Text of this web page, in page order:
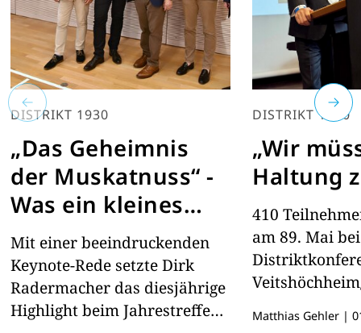
DISTRIKT 1930
„Das Geheimnis
der Muskatnuss“ -
Was ein kleines
Gewürz über
Globalisierung und
wirtschaftliche
Macht lehrt
Mit einer beeindruckenden
Keynote-Rede setzte Dirk
Radermacher das diesjährige
Highlight beim Jahrestreffen
DISTRIKT 1950
„Wir
Haltung
410
am 89. Mai
Matthias Gehler |